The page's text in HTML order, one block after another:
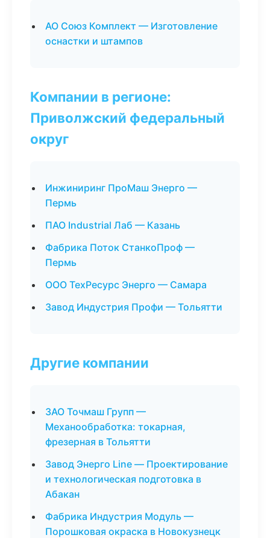
АО Союз Комплект — Изготовление
оснастки и штампов
Компании в регионе:
Приволжский федеральный
округ
Инжиниринг ПроМаш Энерго —
Пермь
ПАО Industrial Лаб — Казань
Фабрика Поток СтанкоПроф —
Пермь
ООО ТехРесурс Энерго — Самара
Завод Индустрия Профи — Тольятти
Другие компании
ЗАО Точмаш Групп —
Механообработка: токарная,
фрезерная в Тольятти
Завод Энерго Line — Проектирование
и технологическая подготовка в
Абакан
Фабрика Индустрия Модуль —
Порошковая окраска в Новокузнецк